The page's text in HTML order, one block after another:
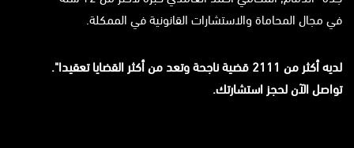
في مجال المحاماة والاستشارات القانونية في الممكلة.
لديه أكثر من 2111 قضية ناجحة وتعد من أكثر القضايا تعقيدا".
تواصل الآن لحجز استشارتك.